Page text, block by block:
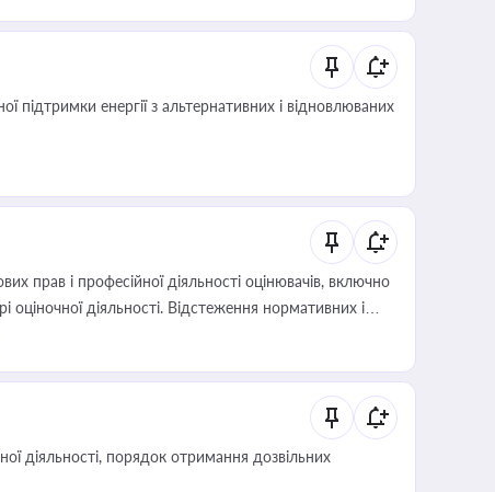
енергії з альтернативних і відновлюваних
прав і професійної діяльності оцінювачів, включно
діяльності. Відстеження нормативних і
або бухгалтера під час оподаткування,
суб'єктів оціночної діяльності
діяльності, порядок отримання дозвільних